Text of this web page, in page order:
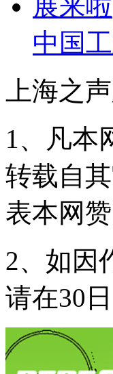
中国
上海之
1、凡本
转载自
表本网
2、如因
请在30